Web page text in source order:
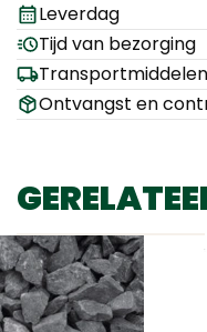
Leverdag
Tijd van bezorging
Transportmiddelen
Ontvangst en